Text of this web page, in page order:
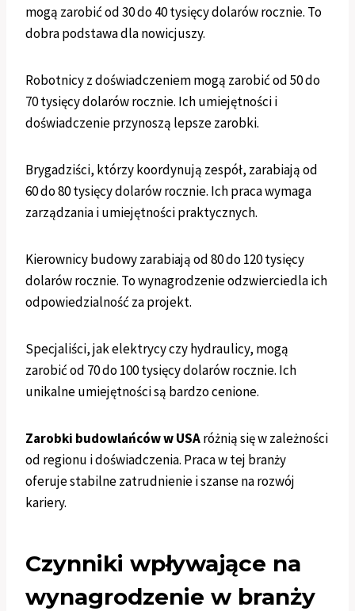
mogą zarobić od 30 do 40 tysięcy dolarów rocznie. To
dobra podstawa dla nowicjuszy.
Robotnicy z doświadczeniem mogą zarobić od 50 do
70 tysięcy dolarów rocznie. Ich umiejętności i
doświadczenie przynoszą lepsze zarobki.
Brygadziści, którzy koordynują zespół, zarabiają od
60 do 80 tysięcy dolarów rocznie. Ich praca wymaga
zarządzania i umiejętności praktycznych.
Kierownicy budowy zarabiają od 80 do 120 tysięcy
dolarów rocznie. To wynagrodzenie odzwierciedla ich
odpowiedzialność za projekt.
Specjaliści, jak elektrycy czy hydraulicy, mogą
zarobić od 70 do 100 tysięcy dolarów rocznie. Ich
unikalne umiejętności są bardzo cenione.
Zarobki budowlańców w USAróżnią się w zależności
od regionu i doświadczenia. Praca w tej branży
oferuje stabilne zatrudnienie i szanse na rozwój
kariery.
Czynniki wpływające na
wynagrodzenie w branży